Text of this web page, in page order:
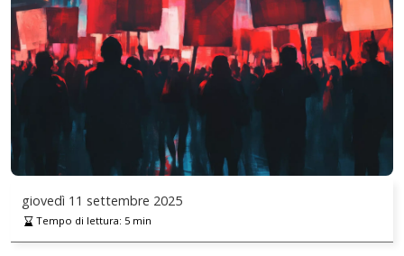
giovedì 11 settembre 2025
Tempo di lettura: 5min